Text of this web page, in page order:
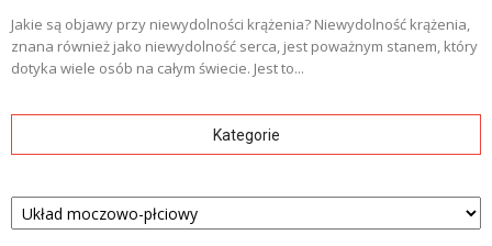
Jakie są objawy przy niewydolności krążenia? Niewydolność krążenia,
znana również jako niewydolność serca, jest poważnym stanem, który
dotyka wiele osób na całym świecie. Jest to...
Kategorie
Kategorie